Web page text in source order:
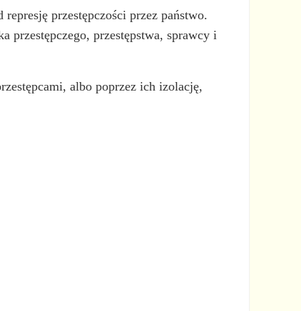
przestępczości przez państwo.
przestępczego, przestępstwa, sprawcy i
albo poprzez ich izolację,